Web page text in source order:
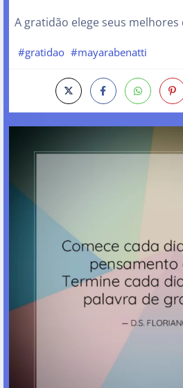
A gratidão elege seus
#gratidao #mayarabenatti